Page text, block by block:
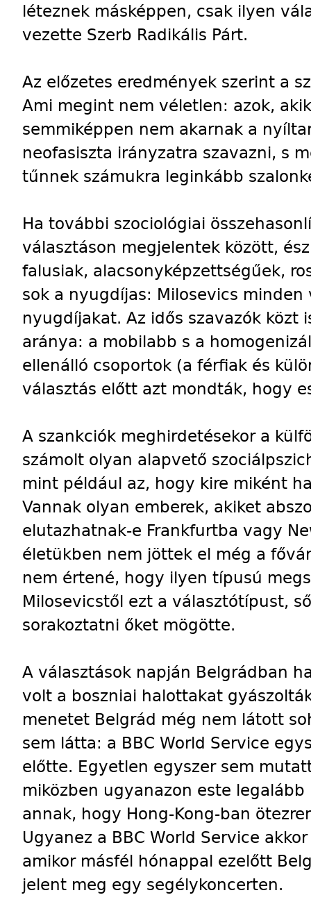
léteznek másképpen, csak ilyen
vezette Szerb Radikális Párt.
Az előzetes eredmények szerint a
Ami megint nem véletlen: azok,
semmiképpen nem akarnak a
neofasiszta irányzatra szavazni, s
tűnnek számukra leginkább
Ha további szociológiai
választáson megjelentek között,
falusiak, alacsonyképzettségűek,
sok a nyugdíjas: Milosevics
nyugdíjakat. Az idős szavazók közt
aránya: a mobilabb s a
ellenálló csoportok (a férfiak és
választás előtt azt mondták, hogy
A szankciók meghirdetésekor a
számolt olyan alapvető
mint például az, hogy kire miként
Vannak olyan emberek, akiket
elutazhatnak-e Frankfurtba vagy
életükben nem jöttek el még a
nem értené, hogy ilyen típusú
Milosevicstől ezt a választótípust,
sorakoztatni őket mögötte.
A választások napján Belgrádban
volt a boszniai halottakat
menetet Belgrád még nem látott
sem látta: a BBC World Service
előtte. Egyetlen egyszer sem
miközben ugyanazon este
annak, hogy Hong-Kong-ban
Ugyanez a BBC World Service
amikor másfél hónappal ezelőtt
jelent meg egy segélykoncerten.